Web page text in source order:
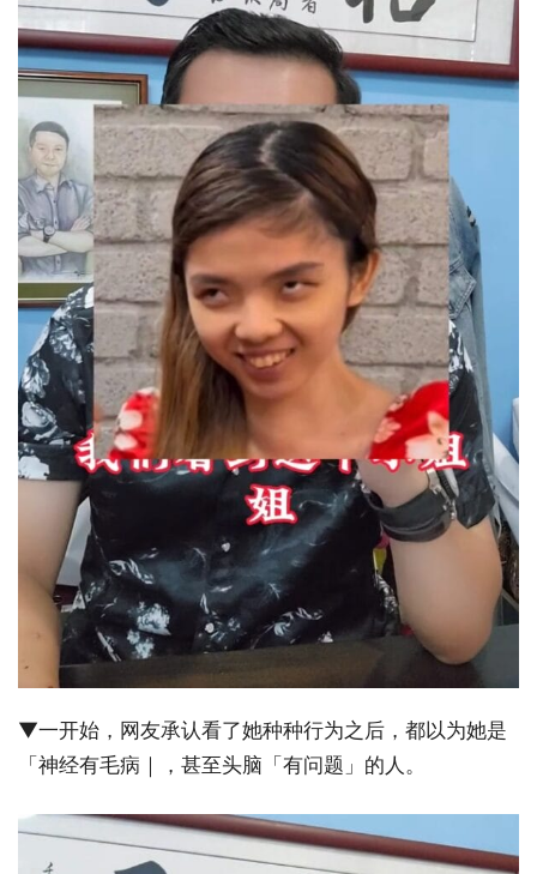
▼一开始，网友承认看了她种种行为之后，都以为她是
「神经有毛病｜，甚至头脑「有问题」的人。